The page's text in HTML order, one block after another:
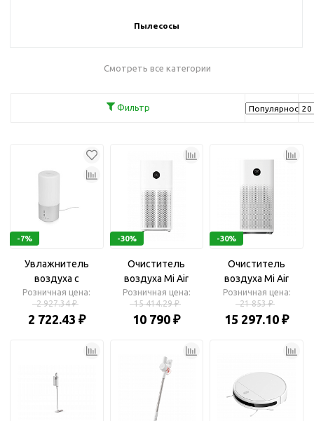
Пылесосы
Смотреть все категории
Фильтр
-7%
Увлажнитель
воздуха с
подсветкой
«Breathe»
Розничная цена:
2 927.34 ₽
2 722.43 ₽
-30%
Очиститель
воздуха Mi Air
Purifier 3C AC-M14-
SC (BHR4518GL)
Розничная цена:
15 414.29 ₽
10 790 ₽
-30%
Очиститель
воздуха Mi Air
Purifier 3H EU
ACM6SC
(FJY4031GL)
Розничная цена:
21 853 ₽
15 297.10 ₽